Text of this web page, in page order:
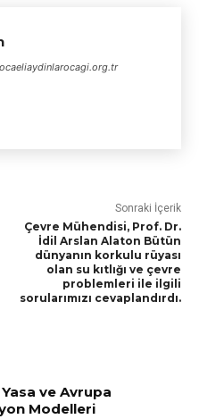
Sonraki İçerik
Çevre Mühendisi, Prof. Dr.
İdil Arslan Alaton Bütün
dünyanın korkulu rüyası
olan su kıtlığı ve çevre
problemleri ile ilgili
sorularımızı cevaplandırdı.
ve Avrupa
Modelleri